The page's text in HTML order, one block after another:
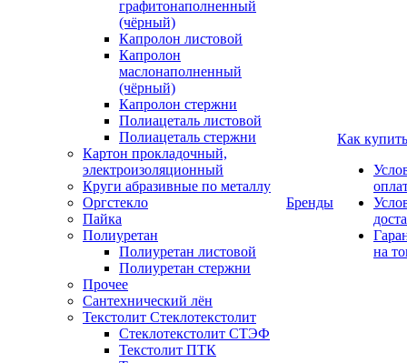
графитонаполненный
(чёрный)
Капролон листовой
Капролон
маслонаполненный
(чёрный)
Капролон стержни
Полиацеталь листовой
Полиацеталь стержни
Картон прокладочный,
электроизоляционный
Круги абразивные по металлу
Оргстекло
Пайка
Полиуретан
Полиуретан листовой
Полиуретан стержни
Прочее
Сантехнический лён
Текстолит Стеклотекстолит
Стеклотекстолит СТЭФ
Текстолит ПТК
Бренды
Как купить
на